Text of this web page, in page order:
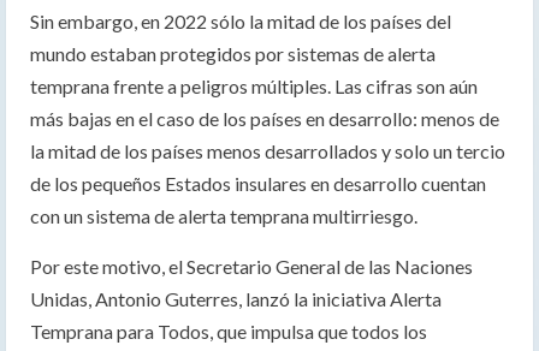
Sin embargo, en 2022 sólo la mitad de los países del
mundo estaban protegidos por sistemas de alerta
temprana frente a peligros múltiples. Las cifras son aún
más bajas en el caso de los países en desarrollo: menos de
la mitad de los países menos desarrollados y solo un tercio
de los pequeños Estados insulares en desarrollo cuentan
con un sistema de alerta temprana multirriesgo.
Por este motivo, el Secretario General de las Naciones
Unidas, Antonio Guterres, lanzó la iniciativa Alerta
Temprana para Todos, que impulsa que todos los